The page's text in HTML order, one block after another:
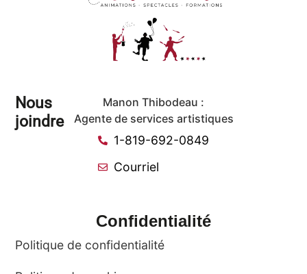
Nous
joindre
Manon Thibodeau :
Agente de services artistiques
1-819-692-0849
Courriel
Confidentialité
Politique de confidentialité